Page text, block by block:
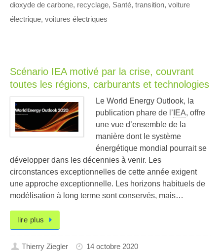
dioxyde de carbone, recyclage, Santé, transition, voiture
électrique, voitures électriques
Scénario IEA motivé par la crise, couvrant
toutes les régions, carburants et technologies
Le World Energy Outlook, la
publication phare de l’IEA, offre
une vue d’ensemble de la
manière dont le système
énergétique mondial pourrait se
développer dans les décennies à venir. Les
circonstances exceptionnelles de cette année exigent
une approche exceptionnelle. Les horizons habituels de
modélisation à long terme sont conservés, mais…
lire plus
Thierry Ziegler
14 octobre 2020